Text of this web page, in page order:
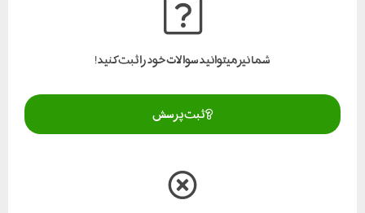
شما نیز میتوانید سوالات خود را ثبت کنید!
ثبت پرسش